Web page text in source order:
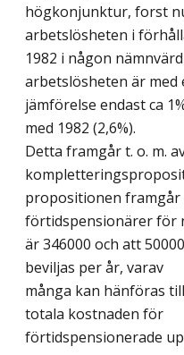
högkonjunktur, forst
arbetslösheten i
1982 i någon
arbetslösheten är
jämförelse endast ca
med 1982 (2,6%).
Detta framgår t. o. m.
propositionen
förtidspensionärer för
är 346000 och att
beviljas per år, varav
många kan hänföras
totala kostnaden för
förtidspensionerade